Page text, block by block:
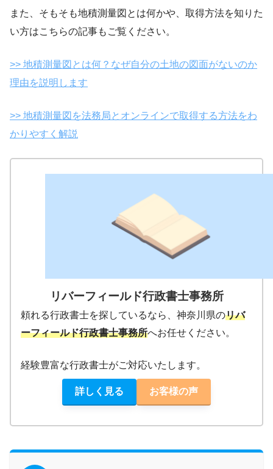
また、そもそも地積測量図とは何かや、取得方法を知りた
い方はこちらの記事もご覧ください。
>> 地積測量図とは何？なぜ自分の土地の図面がないのか
理由を説明します
>> 地積測量図を法務局とオンラインで取得する方法をわ
かりやすく解説
リバーフィールド行政書士事務所
頼れる行政書士を探しているなら、神奈川県のリバ
ーフィールド行政書士事務所へお任せください。
経験豊富な行政書士がご対応いたします。
詳しく見る お客様の声